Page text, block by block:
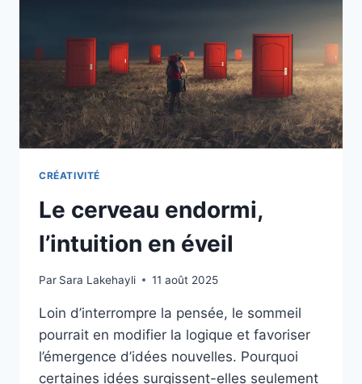
CRÉATIVITÉ
Le cerveau endormi,
l’intuition en éveil
Par Sara Lakehayli 11 août 2025
Loin d’interrompre la pensée, le sommeil
pourrait en modifier la logique et favoriser
l’émergence d’idées nouvelles. Pourquoi
certaines idées surgissent-elles seulement